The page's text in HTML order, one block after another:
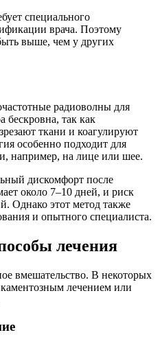
специального
врача. Поэтому
выше, чем у других
радиоволны для
бескровна, так как
ткани и коагулируют
особенно подходит для
например, на лице или шее.
дискомфорт после
около 7–10 дней, и риск
Однако этот метод также
и опытного специалиста.
лечения
вмешательство. В некоторых
лечением или